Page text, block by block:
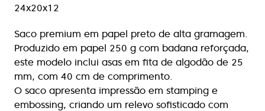
24x20x12
Saco premium em papel preto de alta gramagem.
Produzido em papel 250 g com badana reforçada,
este modelo inclui asas em fita de algodão de 25
mm, com 40 cm de comprimento.
O saco apresenta impressão em stamping e
embossing, criando um relevo sofisticado com